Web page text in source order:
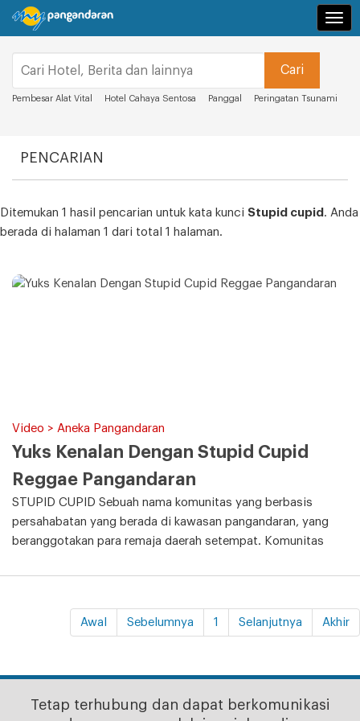
Pembesar Alat Vital Hotel Cahaya Sentosa Panggal Peringatan Tsunami
PENCARIAN
Ditemukan 1 hasil pencarian untuk kata kunci Stupid cupid . Anda
berada di halaman 1 dari total 1 halaman.
Video > Aneka Pangandaran
Yuks Kenalan Dengan Stupid Cupid
Reggae Pangandaran
STUPID CUPID Sebuah nama komunitas yang berbasis
persahabatan yang berada di kawasan pangandaran, yang
beranggotakan para remaja daerah setempat. Komunitas
Awal Sebelumnya 1 Selanjutnya Akhir
Tetap terhubung dan dapat berkomunikasi